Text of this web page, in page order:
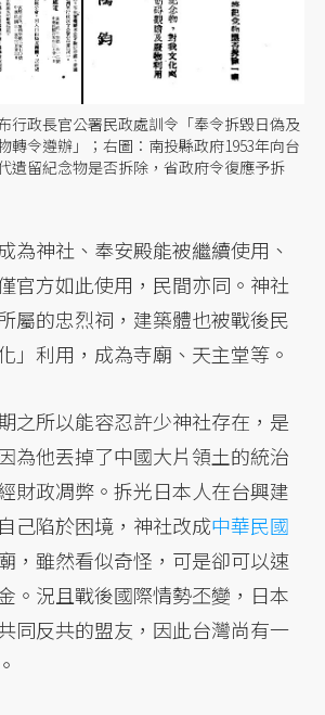
行政長官公署民政處訓令「奉令拆毀日偽及
轉令遵辦」；右圖：南投縣政府1953年向台
遺留紀念物是否拆除，省政府令復應予拆
為神社、奉安殿能被繼續使用、
官方如此使用，民間亦同。神社
屬的忠烈祠，建築體也被戰後民
」利用，成為寺廟、天主堂等。
之所以能容忍許少神社存在，是
為他丟掉了中國大片領土的統治
財政凋弊。拆光日本人在台興建
己陷於困境，神社改成中華民國
，雖然看似奇怪，可是卻可以速
。況且戰後國際情勢丕變，日本
同反共的盟友，因此台灣尚有一